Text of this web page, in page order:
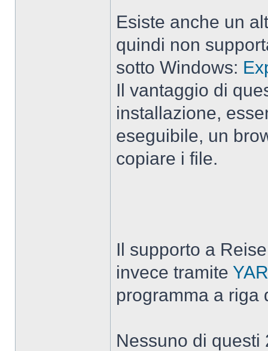
Esiste anche un
quindi non
sotto Windows:
Il vantaggio di
installazione,
eseguibile, un
copiare i file.
Il supporto a
invece tramite
programma a
Nessuno di questi